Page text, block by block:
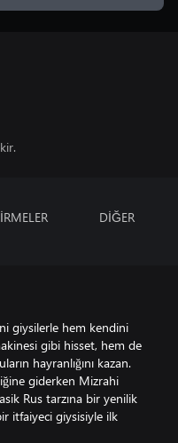
DİĞER
giysilerle hem kendini
gibi hisset, hem de
hayranlığını kazan.
giderken Mizrahi
Rus tarzına bir yenilik
itfaiyeci giysisiyle ilk